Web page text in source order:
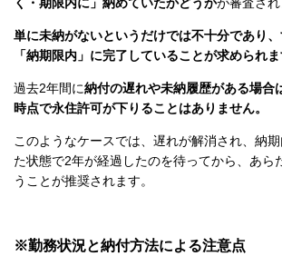
単に未納がないというだけでは不十分であり
「納期限内」に完了していることが求められま
過去2年間に納付の遅れや未納履歴がある場合
時点で永住許可が下りることはありません。
このようなケースでは、遅れが解消され、納
た状態で2年が経過したのを待ってから、あら
うことが推奨されます。
※勤務状況と納付方法による注意点